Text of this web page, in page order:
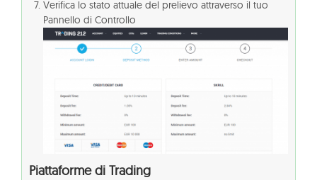
Verifica lo stato attuale del prelievo attraverso il tuo
Pannello di Controllo
Piattaforme di Trading